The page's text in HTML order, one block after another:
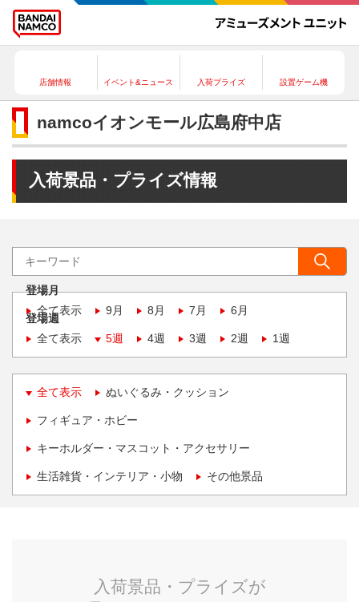
店舗情報 イベント&ニュース 入荷プライズ 設置ゲーム機
namcoイオンモール広島府中店
入荷景品・プライズ情報
登場月
全て表示
9月 8月 7月 6月
登場週
全て表示
5週 4週 3週 2週 1週
全て表示 ぬいぐるみ・クッション
フィギュア・ホビー
キーホルダー・マスコット・アクセサリー
生活雑貨・インテリア・小物 その他景品